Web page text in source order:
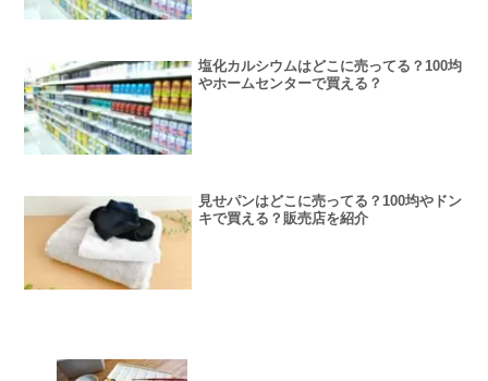
塩化カルシウムはどこに売ってる？100均
やホームセンターで買える？
見せパンはどこに売ってる？100均やドン
キで買える？販売店を紹介